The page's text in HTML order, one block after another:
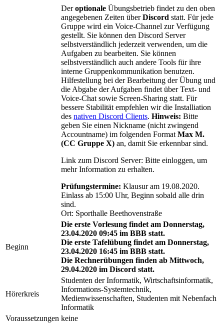
Deroptionale Übungsbetrieb findet zu den oben
angegebenen Zeiten überDiscord statt. Für jede
Gruppe wird ein Voice-Channel zur Verfügung
gestellt. Sie können den Discord Server
selbstverständlich jederzeit verwenden, um die
Aufgaben zu bearbeiten. Sie können
selbstverständlich auch andere Tools für ihre
interne Gruppenkommunikation benutzen.
Hilfestellung bei der Bearbeitung der Übung und
die Abgabe der Aufgaben findet über Text- und
Voice-Chat sowie Screen-Sharing statt. Für
bessere Stabilität empfehlen wir die Installiation
des nativen Discord Clients. Hinweis: Bitte
geben Sie einen Nickname (nicht zwingend
Accountname) im folgenden Format Max M.
(CC Gruppe X) an, damit Sie erkennbar sind.
Link zum Discord Server: Bitte einloggen, um
mehr Information zu erhalten.
Prüfungstermine: Klausur am 19.08.2020.
Einlass ab 15:00 Uhr, Beginn sobald alle drin
sind.
Ort: Sporthalle Beethovenstraße
Beginn
Die erste Vorlesung findet am Donnerstag,
23.04.2020 09:45 im BBB statt.
Die erste Tafelübung findet am Donnerstag,
23.04.2020 16:45 im BBB statt.
Die Rechnerübungen finden ab Mittwoch,
29.04.2020 im Discord statt.
Hörerkreis
Studenten der Informatik, Wirtschaftsinformatik,
Informations-Systemtechnik,
Medienwissenschaften, Studenten mit Nebenfach
Informatik
Voraussetzungen keine